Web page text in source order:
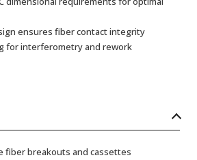
ensures fiber contact integrity
for interferometry and rework
fiber breakouts and cassettes